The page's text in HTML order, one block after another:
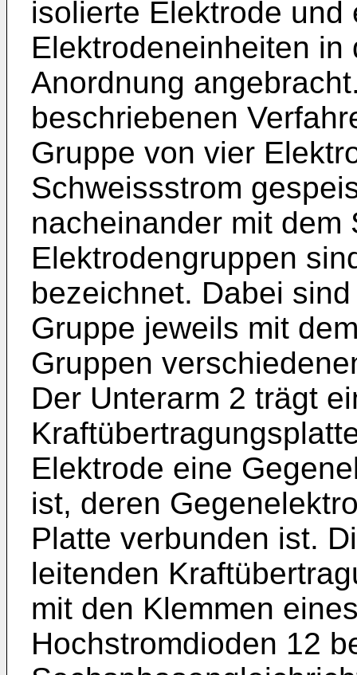
isolierte Elektrode
Elektrodeneinheiten
Anordnung
beschriebenen
Gruppe von vier
Schweissstrom
nacheinander mit
Elektrodengruppen
bezeichnet. Dabei
Gruppe jeweils mit
Gruppen
Der Unterarm 2 trägt
Elektrode eine
ist, deren
Platte verbunden ist.
leitenden
mit den Klemmen
Hochstromdioden 12